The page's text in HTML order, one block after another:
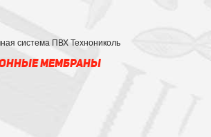
система ПВХ Технониколь
МЕМБРАНЫ